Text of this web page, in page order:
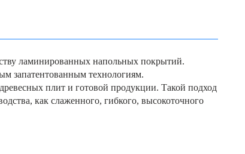
ламинированных напольных покрытий.
запатентованным технологиям.
плит и готовой продукции. Такой подход
как слаженного, гибкого, высокоточного